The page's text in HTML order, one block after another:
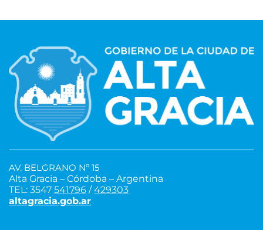
AV. BELGRANO Nº 15
Alta Gracia – Córdoba – Argentina
TEL: 3547 541796 /429303
altagracia.gob.ar